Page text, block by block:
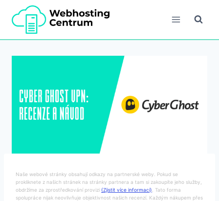
Přeskočit
obsah
Naše webové stránky obsahují odkazy na partnerské weby. Pokud se
prokliknete z našich stránek na stránky partnera a tam si zakoupíte jeho služby,
obdržíme za zprostředkování provizi (Zjistit více informací) . Tato forma
spolupráce nijak neovlivňuje objektivnost našich recenzí. Každým nákupem přes